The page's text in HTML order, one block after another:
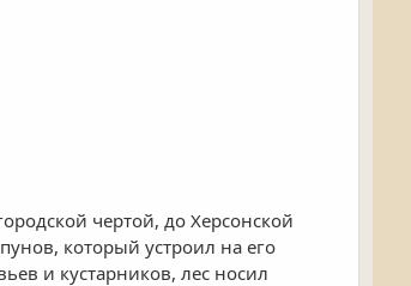
чертой, до Херсонской
который устроил на его
и кустарников, лес носил